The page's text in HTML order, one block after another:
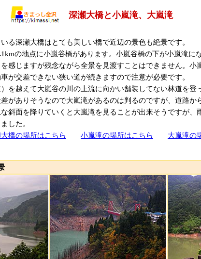
深瀬大橋と小嵐滝、大嵐
る深瀬大橋はとても美しい橋で近辺の景色も絶景です。
の地点に小嵐谷橋があります。小嵐谷橋の下が小嵐滝に
感じますが残念ながら全景を見渡すことはできません。小
が交差できない狭い道が続きますので注意が必要です。
を越えて大嵐谷の川の上流に向かい舗装してない林道を登
がありそうなので大嵐滝があるのは判るのですが、道路か
斜面を降りていくと大嵐滝を見ることが出来そうですが、
した。
橋の場所はこちら
小嵐滝の場所はこちら 大嵐滝の